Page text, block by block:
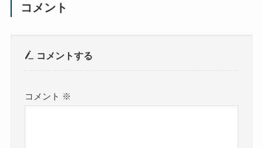
コメント
コメントする
コメント ※